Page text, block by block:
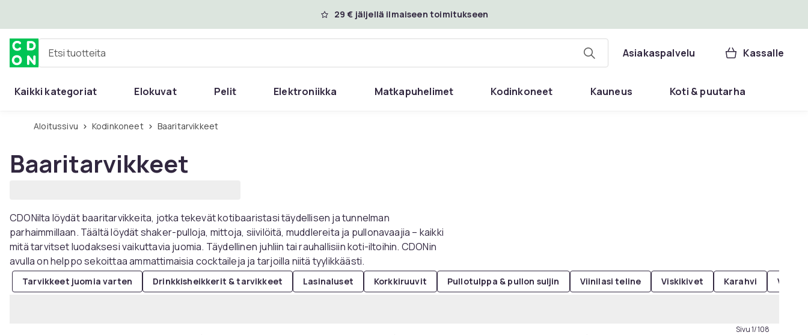
29 € jäljellä ilmaiseen toimitukseen
Etsi tuotteita Asiakaspalvelu Kassalle
Kaikki kategoriat Elokuvat Pelit Elektroniikka Matkapuhelimet Kodinkoneet Kauneus Koti & puutarha
Aloitussivu Kodinkoneet Baaritarvikkeet
Baaritarvikkeet
CDONilta löydät baaritarvikkeita, jotka tekevät kotibaaristasi täydellisen ja tunnelman
parhaimmillaan. Täältä löydät shaker-pulloja, mittoja, siivilöitä, muddlereita ja pullonavaajia – kaikki
mitä tarvitset luodaksesi vaikuttavia juomia. Täydellinen juhliin tai rauhallisiin koti-iltoihin. CDONin
avulla on helppo sekoittaa ammattimaisia ​​cocktaileja ja tarjoilla niitä tyylikkäästi.
Tarvikkeet juomia varten Drinkkisheikkerit & tarvikkeet Lasinaluset Korkkiruuvit Pullotulppa & pullon suljin Viinilasi teline Viskikivet Karahvi Viinin
Sivu 1/108